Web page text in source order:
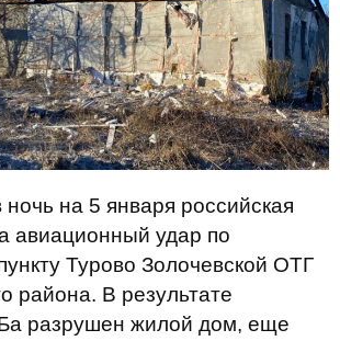
ночь на 5 января российская
авиационный удар по
Турово Золочевской ОТГ
района. В результате
разрушен жилой дом, еще